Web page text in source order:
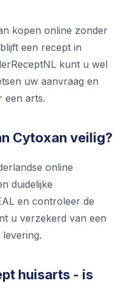
kopen online zonder
een recept in
kunt u wel
uw aanvraag en
een arts.
Cytoxan veilig?
online
duidelijke
en controleer de
u verzekerd van een
huisarts - is